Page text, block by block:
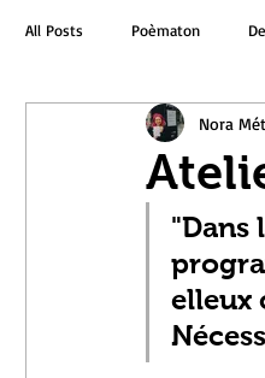
All Posts Poèmaton
Nora
"Dans
elleux